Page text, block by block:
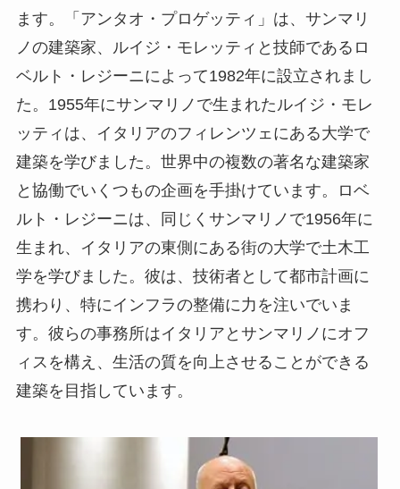
ます。「アンタオ・プロゲッティ」は、サンマリ
ノの建築家、ルイジ・モレッティと技師であるロ
ベルト・レジーニによって1982年に設立されまし
た。 1955年にサンマリノで生まれたルイジ・モレ
ッティは、イタリアのフィレンツェにある大学で
建築を学びました。世界中の複数の著名な建築家
と協働でいくつもの企画を手掛けています。ロベ
ルト・レジーニは、同じくサンマリノで1956年に
生まれ、イタリアの東側にある街の大学で土木工
学を学びました。彼は、技術者として都市計画に
携わり、特にインフラの整備に力を注いでいま
す。彼らの事務所はイタリアとサンマリノにオフ
ィスを構え、生活の質を向上させることができる
建築を目指しています。